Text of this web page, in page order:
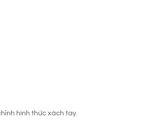
hình thức xách tay.